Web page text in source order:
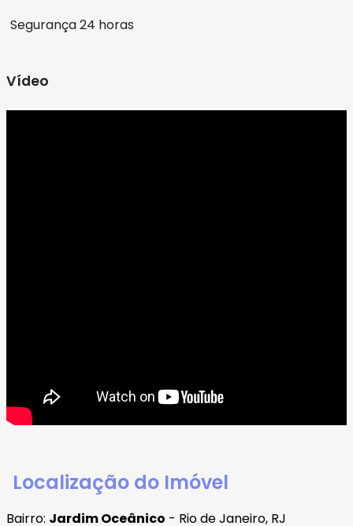
Segurança 24 horas
Vídeo
Localização do Imóvel
Bairro: Jardim Oceânico - Rio de Janeiro, RJ